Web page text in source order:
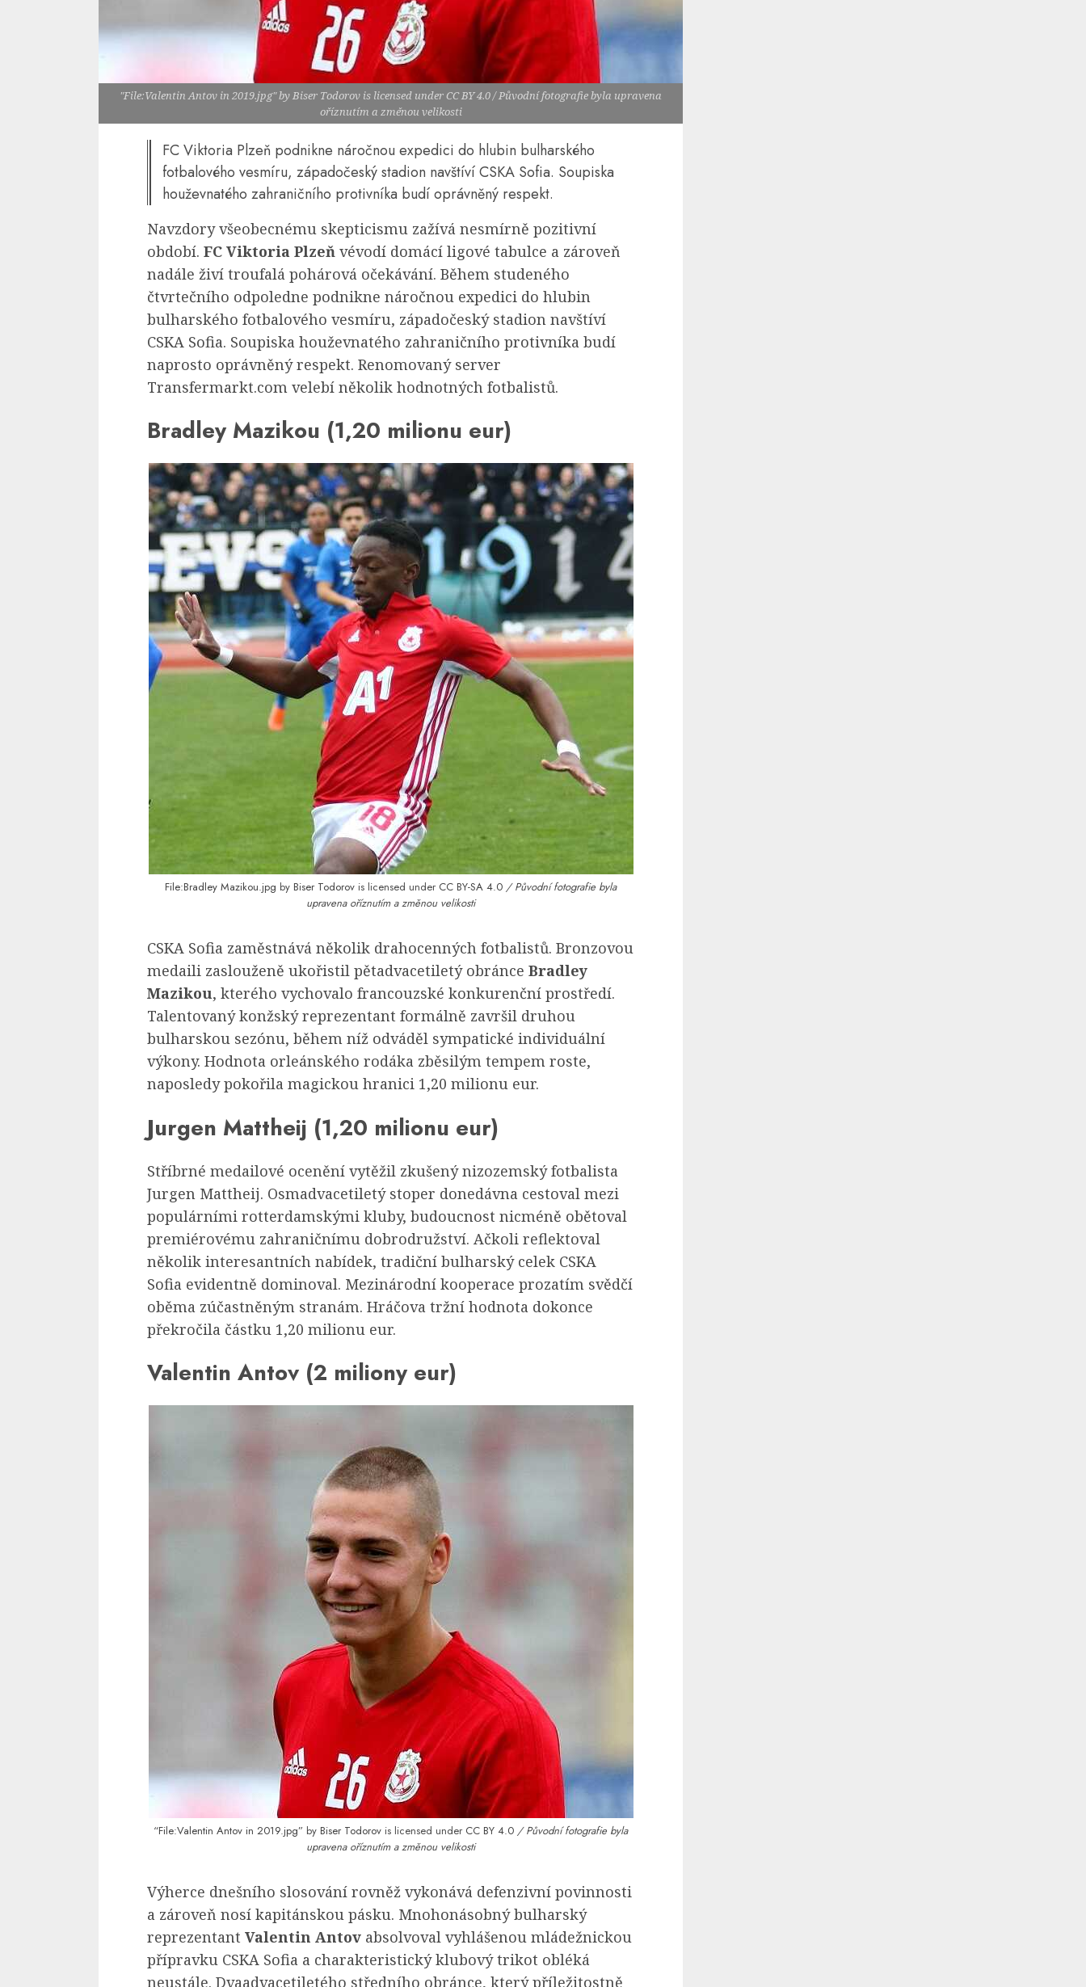
"File:Valentin Antov in 2019.jpg" by Biser Todorov is licensed under CC BY 4.0 / Původní fotografie byla upravena
oříznutím a změnou velikosti
FC Viktoria Plzeň podnikne náročnou expedici do hlubin bulharského
fotbalového vesmíru, západočeský stadion navštíví CSKA Sofia. Soupiska
houževnatého zahraničního protivníka budí oprávněný respekt.
Navzdory všeobecnému skepticismu zažívá nesmírně pozitivní
období. FC Viktoria Plzeň vévodí domácí ligové tabulce a zároveň
nadále živí troufalá pohárová očekávání. Během studeného
čtvrtečního odpoledne podnikne náročnou expedici do hlubin
bulharského fotbalového vesmíru, západočeský stadion navštíví
CSKA Sofia. Soupiska houževnatého zahraničního protivníka budí
naprosto oprávněný respekt. Renomovaný server
Transfermarkt.com velebí několik hodnotných fotbalistů.
Bradley Mazikou (1,20 milionu eur)
File:Bradley Mazikou.jpg by Biser Todorov is licensed under CC BY-SA 4.0 / Původní fotografie byla
upravena oříznutím a změnou velikosti
CSKA Sofia zaměstnává několik drahocenných fotbalistů. Bronzovou
medaili zaslouženě ukořistil pětadvacetiletý obránce Bradley
Mazikou, kterého vychovalo francouzské konkurenční prostředí.
Talentovaný konžský reprezentant formálně završil druhou
bulharskou sezónu, během níž odváděl sympatické individuální
výkony. Hodnota orleánského rodáka zběsilým tempem roste,
naposledy pokořila magickou hranici 1,20 milionu eur.
Jurgen Mattheij (1,20 milionu eur)
Stříbrné medailové ocenění vytěžil zkušený nizozemský fotbalista
Jurgen Mattheij. Osmadvacetiletý stoper donedávna cestoval mezi
populárními rotterdamskými kluby, budoucnost nicméně obětoval
premiérovému zahraničnímu dobrodružství. Ačkoli reflektoval
několik interesantních nabídek, tradiční bulharský celek CSKA
Sofia evidentně dominoval. Mezinárodní kooperace prozatím svědčí
oběma zúčastněným stranám. Hráčova tržní hodnota dokonce
překročila částku 1,20 milionu eur.
Valentin Antov (2 miliony eur)
“File:Valentin Antov in 2019.jpg” by Biser Todorov is licensed under CC BY 4.0 / Původní fotografie byla
upravena oříznutím a změnou velikosti
Výherce dnešního slosování rovněž vykonává defenzivní povinnosti
a zároveň nosí kapitánskou pásku. Mnohonásobný bulharský
reprezentant Valentin Antov absolvoval vyhlášenou mládežnickou
přípravku CSKA Sofia a charakteristický klubový trikot obléká
neustále. Dvaadvacetiletého středního obránce, který příležitostně